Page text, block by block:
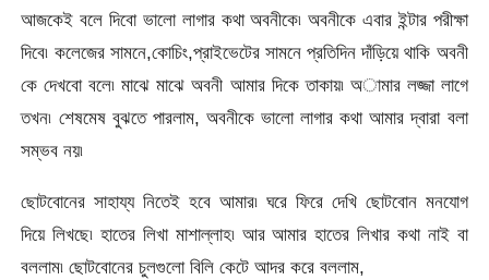
আজকেই বলে দিবো ভালো লাগার কথা অবনীকে৷ অবনীকে এবার ইন্টার পরীক্ষা
দিবে৷ কলেজের সামনে,কোচিং,প্রাইভেটের সামনে প্রতিদিন দাঁড়িয়ে থাকি অবনী
কে দেখবো বলে৷ মাঝে মাঝে অবনী আমার দিকে তাকায়৷ অামার লজ্জা লাগে
তখন৷ শেষমেষ বুঝতে পারলাম, অবনীকে ভালো লাগার কথা আমার দ্বারা বলা
সম্ভব নয়৷
ছোটবোনের সাহায্য নিতেই হবে আমার৷ ঘরে ফিরে দেখি ছোটবোন মনযোগ
দিয়ে লিখছে৷ হাতের লিখা মাশাল্লাহ৷ আর আমার হাতের লিখার কথা নাই বা
বললাম৷ ছোটবোনের চুলগুলো বিলি কেটে আদর করে বললাম,